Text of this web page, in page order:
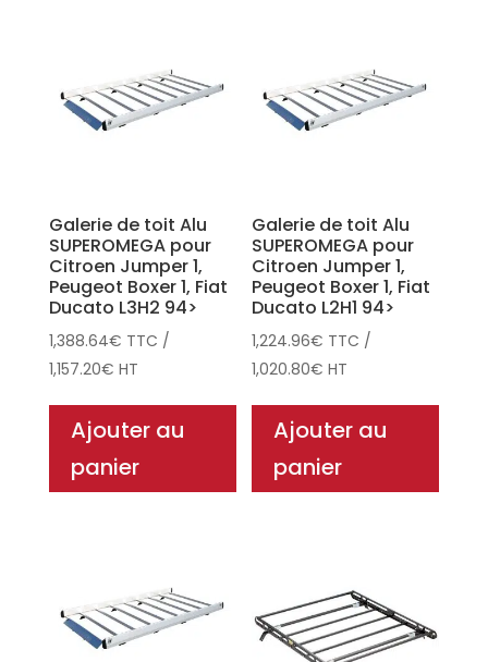
Galerie de toit Alu
SUPEROMEGA pour
Citroen Jumper 1,
Peugeot Boxer 1, Fiat
Ducato L3H2 94>
1,388.64€ TTC /
1,157.20€ HT
Ajouter au
panier
Galerie de toit Alu
SUPEROMEGA pour
Citroen Jumper 1,
Peugeot Boxer 1, Fiat
Ducato L2H1 94>
1,224.96€ TTC /
1,020.80€ HT
Ajouter au
panier